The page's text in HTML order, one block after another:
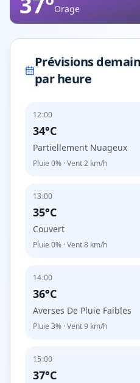
Orage
Prévisions
par heure
12:00
34°C
Partiellement Nuageux
Pluie 0% · Vent2 km/h
13:00
35°C
Couvert
Pluie 0% · Vent8 km/h
14:00
36°C
Averses De Pluie Faibles
Pluie 3% · Vent9 km/h
15:00
37°C